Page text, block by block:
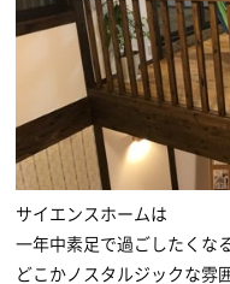
サイエンスホームは
一年中素足で過ごしたくな
どこかノスタルジックな雰